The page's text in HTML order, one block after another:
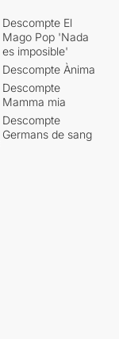
Descompte El
Mago Pop 'Nada
es imposible'
Descompte Ànima
Descompte
Mamma mia
Descompte
Germans de sang